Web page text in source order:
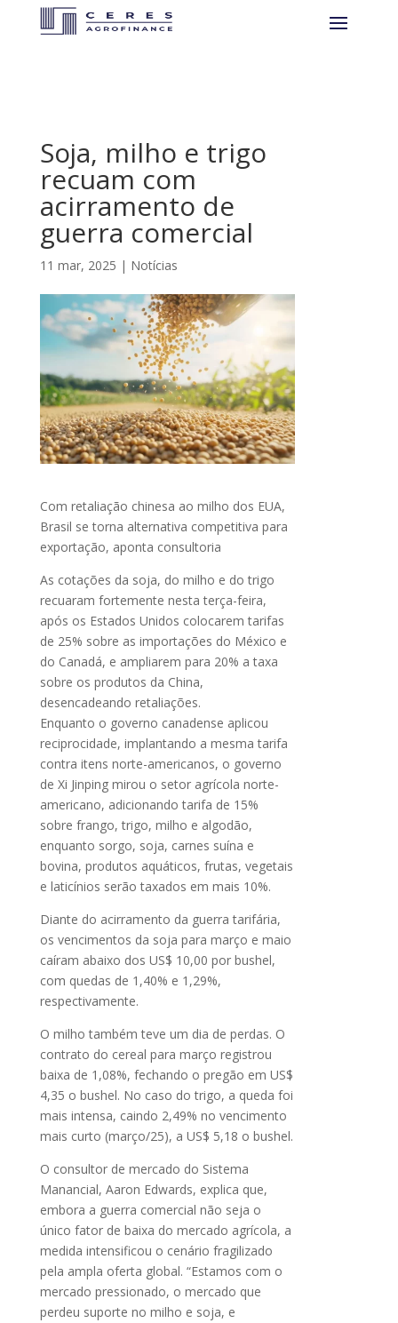
Soja, milho e trigo
recuam com
acirramento de
guerra comercial
11 mar, 2025 | Notícias
Com retaliação chinesa ao milho dos EUA,
Brasil se torna alternativa competitiva para
exportação, aponta consultoria
As cotações da soja, do milho e do trigo
recuaram fortemente nesta terça-feira,
após os Estados Unidos colocarem tarifas
de 25% sobre as importações do México e
do Canadá, e ampliarem para 20% a taxa
sobre os produtos da China,
desencadeando retaliações.
Enquanto o governo canadense aplicou
reciprocidade, implantando a mesma tarifa
contra itens norte-americanos, o governo
de Xi Jinping mirou o setor agrícola norte-
americano, adicionando tarifa de 15%
sobre frango, trigo, milho e algodão,
enquanto sorgo, soja, carnes suína e
bovina, produtos aquáticos, frutas, vegetais
e laticínios serão taxados em mais 10%.
Diante do acirramento da guerra tarifária,
os vencimentos da soja para março e maio
caíram abaixo dos US$ 10,00 por bushel,
com quedas de 1,40% e 1,29%,
respectivamente.
O milho também teve um dia de perdas. O
contrato do cereal para março registrou
baixa de 1,08%, fechando o pregão em US$
4,35 o bushel. No caso do trigo, a queda foi
mais intensa, caindo 2,49% no vencimento
mais curto (março/25), a US$ 5,18 o bushel.
O consultor de mercado do Sistema
Manancial, Aaron Edwards, explica que,
embora a guerra comercial não seja o
único fator de baixa do mercado agrícola, a
medida intensificou o cenário fragilizado
pela ampla oferta global. “Estamos com o
mercado pressionado, o mercado que
perdeu suporte no milho e soja, e